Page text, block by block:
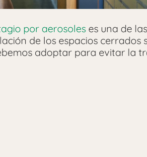
por aerosoles es una de
de los espacios cerrados
adoptar para evitar la